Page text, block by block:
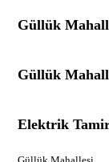
Güllük
Güllük
Elektrik